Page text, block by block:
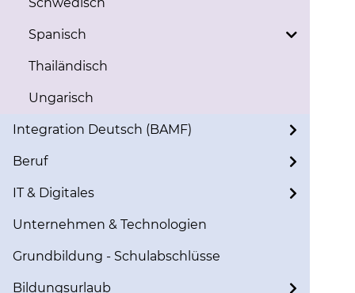
Spanisch
Thailändisch
Ungarisch
Integration Deutsch (BAMF)
Beruf
IT & Digitales
Unternehmen & Technologien
Grundbildung - Schulabschlüsse
Bildungsurlaub